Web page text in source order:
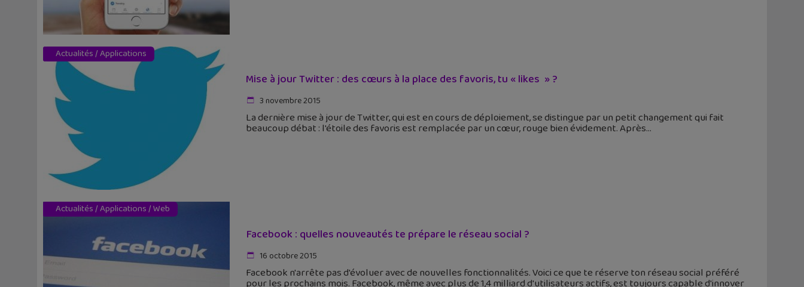
Actualités/Applications
Mise à jour Twitter : des cœurs à la place des favoris, tu « likes » ?
3 novembre 2015
La dernière mise à jour de Twitter, qui est en cours de déploiement, se distingue par un petit changement qui fait
beaucoup débat : l'étoile des favoris est remplacée par un cœur, rouge bien évidement. Après
Actualités/Applications/Web
Facebook : quelles nouveautés te prépare le réseau social ?
16 octobre 2015
Facebook n'arrête pas d'évoluer avec de nouvelles fonctionnalités. Voici ce que te réserve ton réseau social préféré
pour les prochains mois. Facebook, même avec plus de 1,4 milliard d'utilisateurs actifs, est toujours capable d'innover